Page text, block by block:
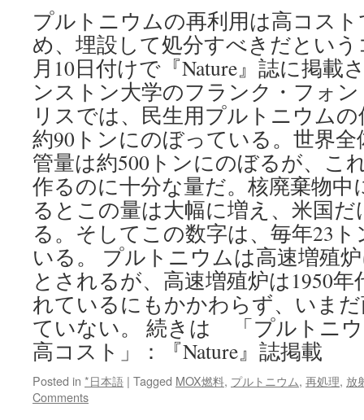
地
点
で
検
出
＝
原
発
故
由
来
プ
ル
ト
ニ
ウ
－
文
科
省
via
プルトニウムの再利用は高コス
め、埋設して処分すべきだとい
月10日付けで『Nature』誌に掲載
ンストン大学のフランク・フォ
リスでは、民生用プルトニウム
約90トンにのぼっている。世界
管量は約500トンにのぼるが、こ
作るのに十分な量だ。核廃棄物
るとこの量は大幅に増え、米国
る。そしてこの数字は、毎年23
いる。 プルトニウムは高速増殖
とされるが、高速増殖炉は1950
れているにもかかわらず、いま
ていない。 続きは 「プルトニ
高コスト」：『Nature』誌掲載
Posted in *日本語 | Tagged MOX燃料, プルトニウム, 再処理, 放
Comments